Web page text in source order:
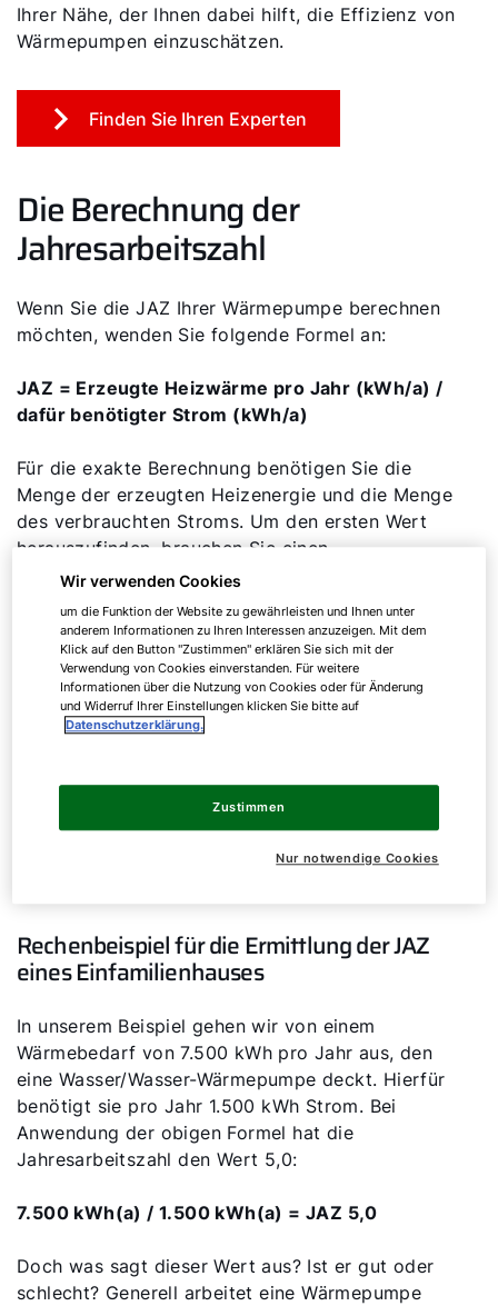
Ihrer Nähe, der Ihnen dabei hilft, die Effizienz von
Wärmepumpen einzuschätzen.
Finden Sie Ihren Experten
Die Berechnung der
Jahresarbeitszahl
Wenn Sie die JAZ Ihrer Wärmepumpe berechnen
möchten, wenden Sie folgende Formel an:
JAZ = Erzeugte Heizwärme pro Jahr (kWh/a) /
dafür benötigter Strom (kWh/a)
Für die exakte Berechnung benötigen Sie die
Menge der erzeugten Heizenergie und die Menge
des verbrauchten Stroms. Um den ersten Wert
herauszufinden, brauchen Sie einen
Wärmemengenzähler, der die Wärmemenge, die
an Heizungs- und Brauchwasser abgegeben
wurde, erfasst. Der zweite Wert gibt an, wie viel
Strom Ihre Wärmepumpe verbraucht. Da ihr
Hausstromzähler den gesamten Stromverbrauch
misst, bedarf es neben dem Wärmemengenzähler
eines separaten Stromzählers, der lediglich den
Die JAZ können Sie also nur dann ermitteln, wenn
Wärmemengenzähler und Strommengenzähler für
Rechenbeispiel für die Ermittlung der JAZ
eines Einfamilienhauses
In unserem Beispiel gehen wir von einem
Wärmebedarf von 7.500 kWh pro Jahr aus, den
eine Wasser/Wasser-Wärmepumpe deckt. Hierfür
benötigt sie pro Jahr 1.500 kWh Strom. Bei
Anwendung der obigen Formel hat die
Jahresarbeitszahl den Wert 5,0:
7.500 kWh(a) / 1.500 kWh(a) = JAZ 5,0
Doch was sagt dieser Wert aus? Ist er gut oder
schlecht? Generell arbeitet eine Wärmepumpe
Wir verwenden Cookies
um die Funktion der Website zu gewährleisten und Ihnen unter
anderem Informationen zu Ihren Interessen anzuzeigen. Mit dem
Klick auf den Button "Zustimmen" erklären Sie sich mit der
Verwendung von Cookies einverstanden. Für weitere
Informationen über die Nutzung von Cookies oder für Änderung
und Widerruf Ihrer Einstellungen klicken Sie bitte auf
Datenschutzerklärung.
Nur notwendige Cookies
Zustimmen